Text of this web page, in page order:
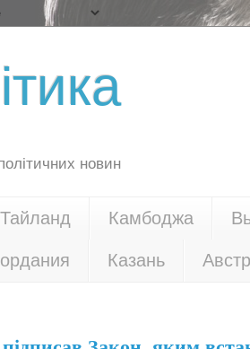
новин
Тайланд Камбоджа
Казань